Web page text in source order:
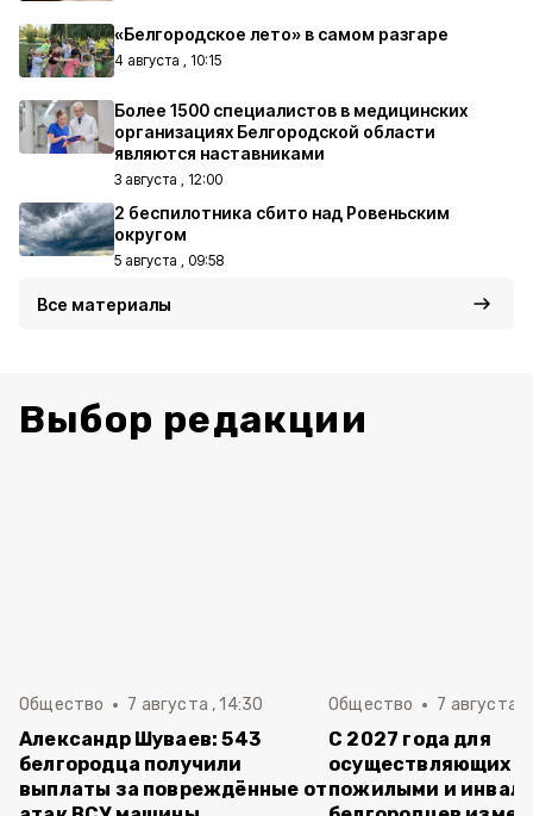
«Белгородское лето» в самом разгаре
4 августа , 10:15
Более 1500 специалистов в медицинских
организациях Белгородской области
являются наставниками
3 августа , 12:00
2 беспилотника сбито над Ровеньским
округом
5 августа , 09:58
Все материалы
Выбор редакции
Общество 7 августа , 14:30
Александр Шуваев: 543
белгородца получили
выплаты за повреждённые от
Общество 7 августа ,
С 2027 года для
осуществляющих
пожилыми и